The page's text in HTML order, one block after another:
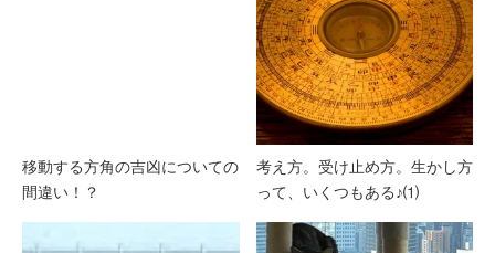
移動する方角の吉凶についての
間違い！？
考え方。受け止め方。生かし方
って、いくつもある♪⑴